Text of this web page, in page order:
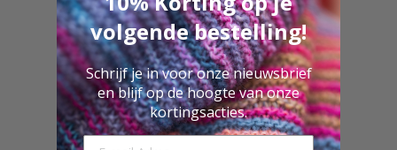
volgende bestelling!
Schrijf je in voor onze nieuwsbrief
en blijf op de hoogte van onze
kortingsacties.
E-mail Adresse